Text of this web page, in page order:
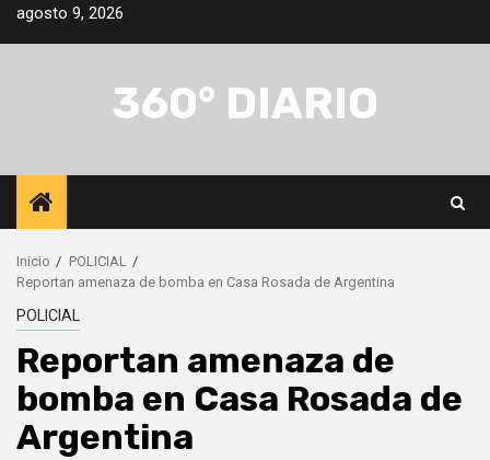
Saltar
agosto 9, 2026
360° DIARIO
Inicio
POLICIAL
Reportan amenaza de bomba en Casa Rosada de Argentina
POLICIAL
Reportan amenaza de
bomba en Casa Rosada de
Argentina